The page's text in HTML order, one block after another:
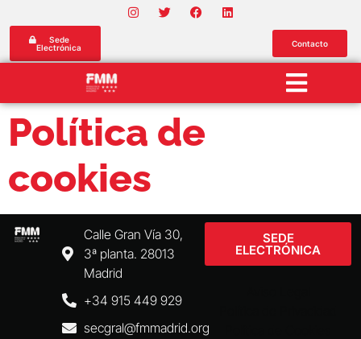
Sede
Electrónica
Contacto
Política de
cookies
Calle Gran Vía 30,
3ª planta. 28013
Madrid
+34 915 449 929
secgral@fmmadrid.org
SEDE
ELECTRÓNICA